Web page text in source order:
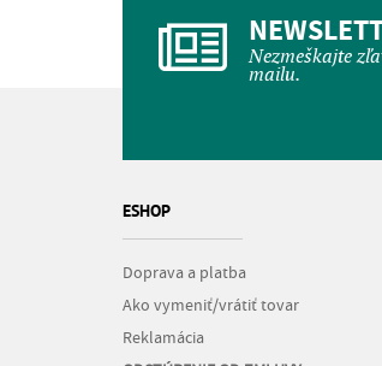
Nezmeškajte
mailu.
ESHOP
Doprava a platba
Ako vymeniť/vrátiť tovar
Reklamácia